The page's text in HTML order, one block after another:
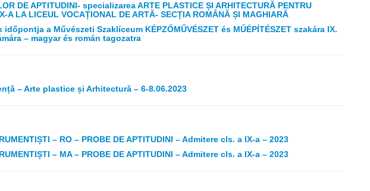
DE APTITUDINI- specializarea ARTE PLASTICE ȘI ARHITECTURĂ PENTRU
A LA LICEUL VOCAȚIONAL DE ARTĂ- SECȚIA ROMÂNĂ ȘI MAGHIARĂ
a Művészeti Szaklíceum KÉPZŐMŰVÉSZET és MŰÉPÍTÉSZET szakára IX.
– magyar és román tagozatra
– Arte plastice și Arhitectură – 6-8.06.2023
– RO – PROBE DE APTITUDINI – Admitere cls. a IX-a – 2023
– MA – PROBE DE APTITUDINI – Admitere cls. a IX-a – 2023